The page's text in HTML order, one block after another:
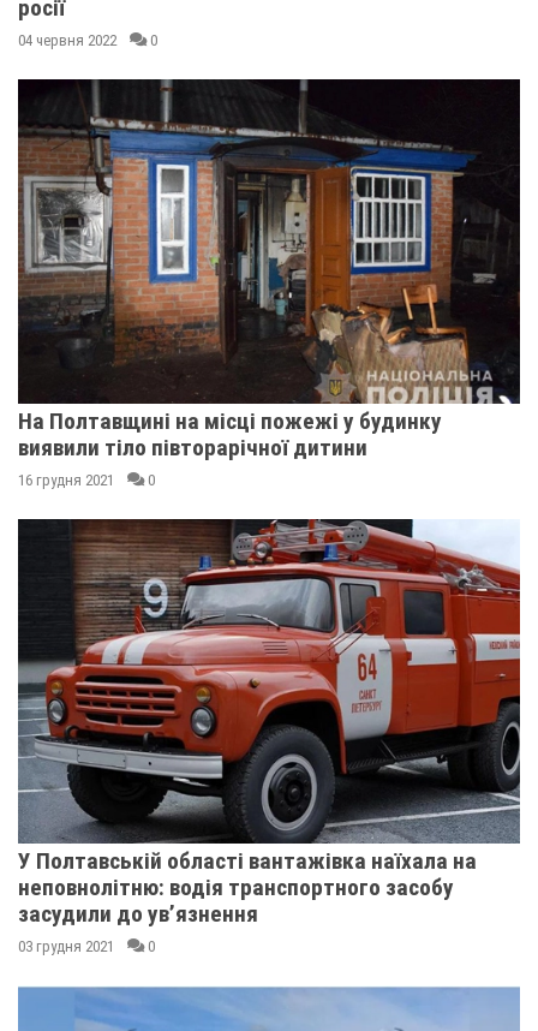
росії
04 червня 2022 0
На Полтавщині на місці пожежі у будинку
виявили тіло півторарічної дитини
16 грудня 2021 0
У Полтавській області вантажівка наїхала на
неповнолітню: водія транспортного засобу
засудили до ув’язнення
03 грудня 2021 0